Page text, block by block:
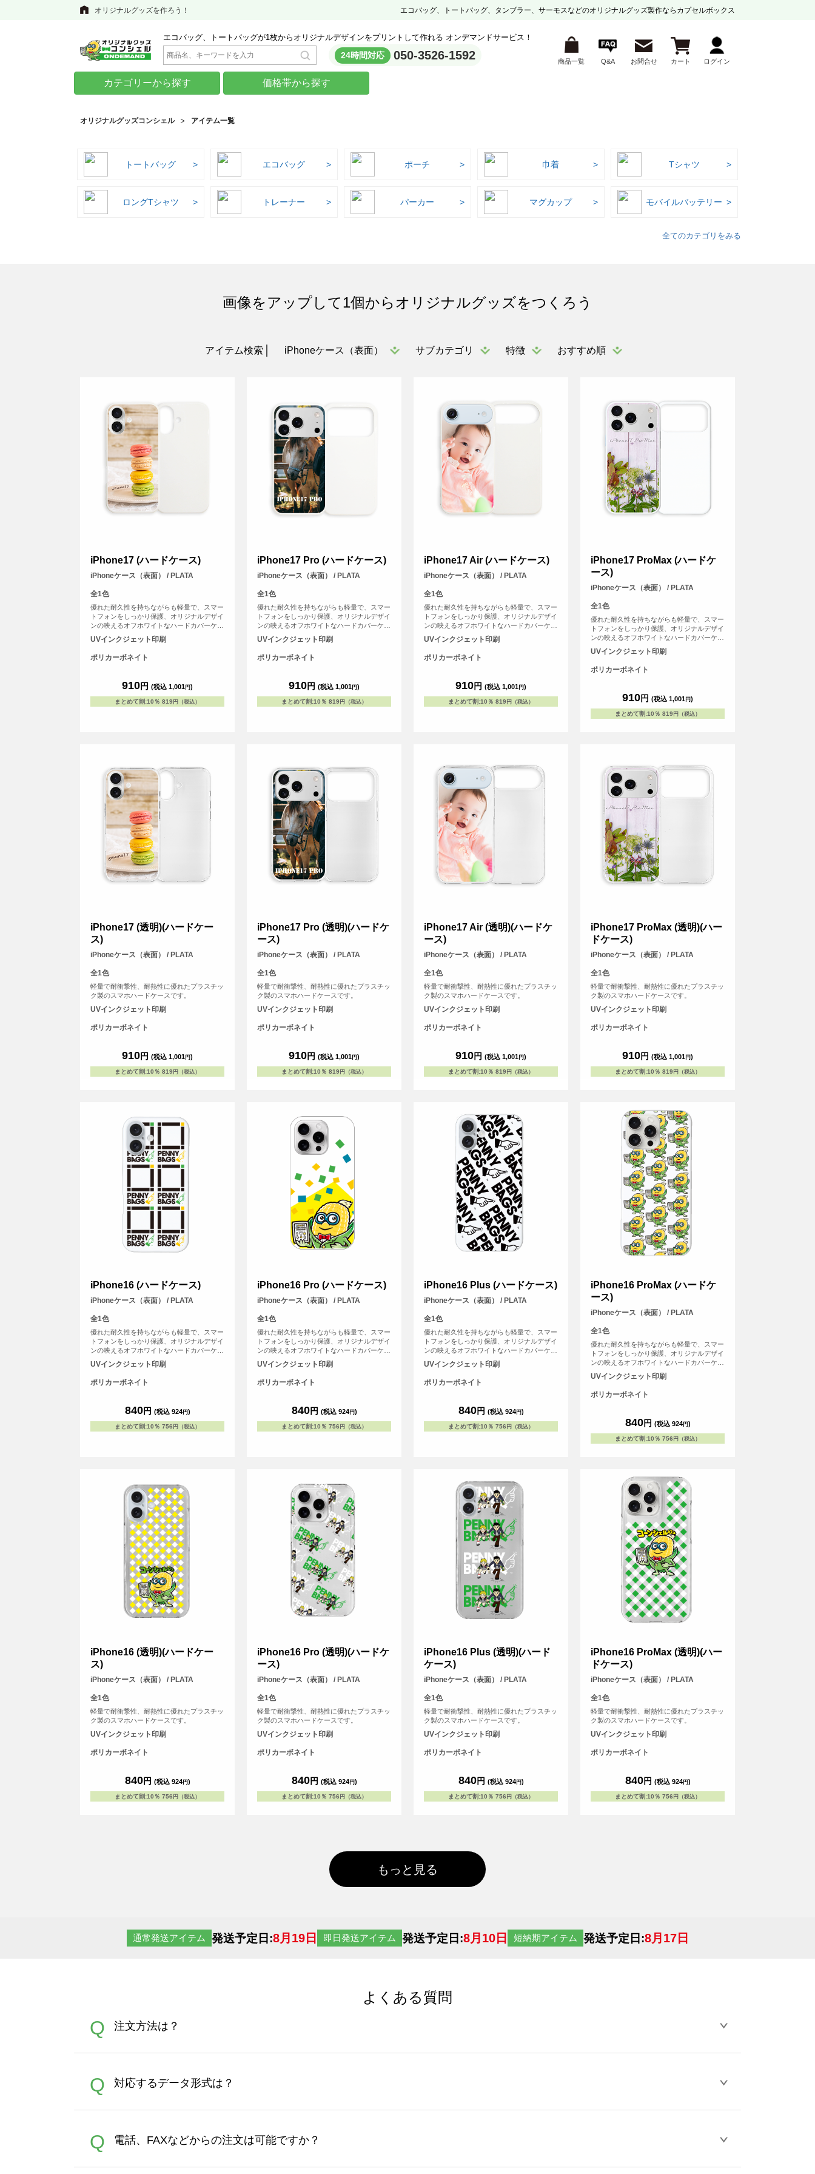
オリジナルグッズを作ろう！ エコバッグ、トートバッグ、タンブラー、サーモスなどのオリジナルグッズ製作ならカプセルボックス
エコバッグ、トートバッグが1枚からオリジナルデザインをプリントして作れる オンデマンドサービス！
24時間対応 050-3526-1592 商品一覧 Q&A お問合せ カート ログイン
カテゴリーから探す 価格帯から探す
オリジナルグッズコンシェル アイテム一覧
トートバッグ エコバッグ ポーチ 巾着 Tシャツ
ロングTシャツ トレーナー パーカー マグカップ モバイルバッテリー
全てのカテゴリをみる
画像をアップして1個からオリジナルグッズをつくろう
アイテム検索 iPhoneケース（表面） サブカテゴリ 特徴 おすすめ順
iPhone17 (ハードケース)
iPhoneケース（表面） / PLATA
全1色
優れた耐久性を持ちながらも軽量で、スマー
トフォンをしっかり保護、オリジナルデザイ
ンの映えるオフホワイトなハードカバーケー
スです。
UVインクジェット印刷
ポリカーボネイト
910円 (税込 1,001 円)
まとめて割:10％ 819 円（税込）
iPhone17 Pro (ハードケース)
iPhoneケース（表面） / PLATA
全1色
優れた耐久性を持ちながらも軽量で、スマー
トフォンをしっかり保護、オリジナルデザイ
ンの映えるオフホワイトなハードカバーケー
スです。
UVインクジェット印刷
ポリカーボネイト
910円 (税込 1,001 円)
まとめて割:10％ 819 円（税込）
iPhone17 Air (ハードケース)
iPhoneケース（表面） / PLATA
全1色
優れた耐久性を持ちながらも軽量で、スマー
トフォンをしっかり保護、オリジナルデザイ
ンの映えるオフホワイトなハードカバーケー
スです。
UVインクジェット印刷
ポリカーボネイト
910円 (税込 1,001 円)
まとめて割:10％ 819 円（税込）
iPhone17 ProMax (ハードケ
ース)
iPhoneケース（表面） / PLATA
全1色
優れた耐久性を持ちながらも軽量で、スマー
トフォンをしっかり保護、オリジナルデザイ
ンの映えるオフホワイトなハードカバーケー
スです。
UVインクジェット印刷
ポリカーボネイト
910円 (税込 1,001 円)
まとめて割:10％ 819 円（税込）
iPhone17 (透明)(ハードケー
ス)
iPhoneケース（表面） / PLATA
全1色
軽量で耐衝撃性、耐熱性に優れたプラスチッ
ク製のスマホハードケースです。
UVインクジェット印刷
ポリカーボネイト
910円 (税込 1,001 円)
まとめて割:10％ 819 円（税込）
iPhone17 Pro (透明)(ハードケ
ース)
iPhoneケース（表面） / PLATA
全1色
軽量で耐衝撃性、耐熱性に優れたプラスチッ
ク製のスマホハードケースです。
UVインクジェット印刷
ポリカーボネイト
910円 (税込 1,001 円)
まとめて割:10％ 819 円（税込）
iPhone17 Air (透明)(ハードケ
ース)
iPhoneケース（表面） / PLATA
全1色
軽量で耐衝撃性、耐熱性に優れたプラスチッ
ク製のスマホハードケースです。
UVインクジェット印刷
ポリカーボネイト
910円 (税込 1,001 円)
まとめて割:10％ 819 円（税込）
iPhone17 ProMax (透明)(ハー
ドケース)
iPhoneケース（表面） / PLATA
全1色
軽量で耐衝撃性、耐熱性に優れたプラスチッ
ク製のスマホハードケースです。
UVインクジェット印刷
ポリカーボネイト
910円 (税込 1,001 円)
まとめて割:10％ 819 円（税込）
iPhone16 (ハードケース)
iPhoneケース（表面） / PLATA
全1色
優れた耐久性を持ちながらも軽量で、スマー
トフォンをしっかり保護、オリジナルデザイ
ンの映えるオフホワイトなハードカバーケー
スです。
UVインクジェット印刷
ポリカーボネイト
840円 (税込 924円)
まとめて割:10％ 756 円（税込）
iPhone16 Pro (ハードケース)
iPhoneケース（表面） / PLATA
全1色
優れた耐久性を持ちながらも軽量で、スマー
トフォンをしっかり保護、オリジナルデザイ
ンの映えるオフホワイトなハードカバーケー
スです。
UVインクジェット印刷
ポリカーボネイト
840円 (税込 924円)
まとめて割:10％ 756 円（税込）
iPhone16 Plus (ハードケース)
iPhoneケース（表面） / PLATA
全1色
優れた耐久性を持ちながらも軽量で、スマー
トフォンをしっかり保護、オリジナルデザイ
ンの映えるオフホワイトなハードカバーケー
スです。
UVインクジェット印刷
ポリカーボネイト
840円 (税込 924円)
まとめて割:10％ 756 円（税込）
iPhone16 ProMax (ハードケ
ース)
iPhoneケース（表面） / PLATA
全1色
優れた耐久性を持ちながらも軽量で、スマー
トフォンをしっかり保護、オリジナルデザイ
ンの映えるオフホワイトなハードカバーケー
スです。
UVインクジェット印刷
ポリカーボネイト
840円 (税込 924円)
まとめて割:10％ 756 円（税込）
iPhone16 (透明)(ハードケー
ス)
iPhoneケース（表面） / PLATA
全1色
軽量で耐衝撃性、耐熱性に優れたプラスチッ
ク製のスマホハードケースです。
UVインクジェット印刷
ポリカーボネイト
840円 (税込 924円)
まとめて割:10％ 756 円（税込）
iPhone16 Pro (透明)(ハードケ
ース)
iPhoneケース（表面） / PLATA
全1色
軽量で耐衝撃性、耐熱性に優れたプラスチッ
ク製のスマホハードケースです。
UVインクジェット印刷
ポリカーボネイト
840円 (税込 924円)
まとめて割:10％ 756 円（税込）
iPhone16 Plus (透明)(ハード
ケース)
iPhoneケース（表面） / PLATA
全1色
軽量で耐衝撃性、耐熱性に優れたプラスチッ
ク製のスマホハードケースです。
UVインクジェット印刷
ポリカーボネイト
840円 (税込 924円)
まとめて割:10％ 756 円（税込）
iPhone16 ProMax (透明)(ハー
ドケース)
iPhoneケース（表面） / PLATA
全1色
軽量で耐衝撃性、耐熱性に優れたプラスチッ
ク製のスマホハードケースです。
UVインクジェット印刷
ポリカーボネイト
840円 (税込 924円)
まとめて割:10％ 756 円（税込）
もっと見る
通常発送アイテム 発送予定日:8月19日 即日発送アイテム 発送予定日:8月10日 短納期アイテム 発送予定日:8月17日
よくある質問
Q 注文方法は？
A
す。 30枚以上やシルク印刷など、大口注文の場合は、サポートが担当する
さい。製作する数量が多ければ多いほど、オンデマンドサービスよりも低価格で製作することが可能です。
Q 対応するデータ形式は？
A
ズは、20MBです。デジカメやスマホで撮影した写真などもアップロード可能です。使用できない画像はエラーになります。（※
Illustratorからの直接入稿には対応していません。AIで保存し、デザインツールからアップロードして下さい）
Q 電話、FAXなどからの注文は可能ですか？